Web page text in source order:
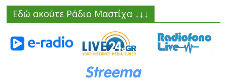
Εδώ ακούτε Ράδιο Μαστίχα ↓↓↓